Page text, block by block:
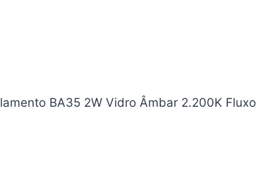
BA35 2W Vidro Âmbar 2.200K Fluxo